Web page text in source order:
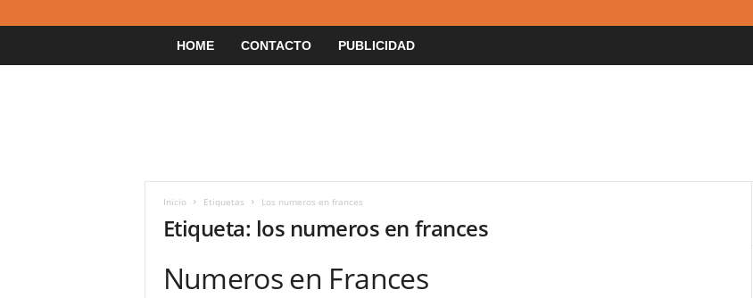
HOME CONTACTO PUBLICIDAD
Inicio Etiquetas Los numeros en frances
Etiqueta: los numeros en frances
Numeros en Frances